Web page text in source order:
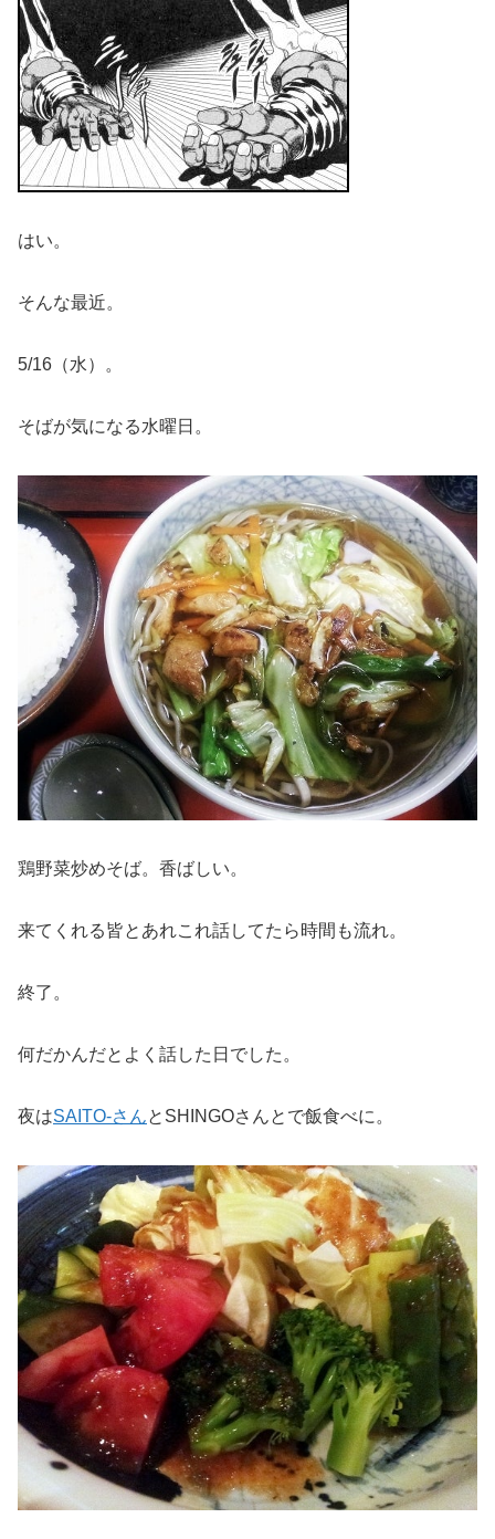
はい。
そんな最近。
5/16（水）。
そばが気になる水曜日。
鶏野菜炒めそば。香ばしい。
来てくれる皆とあれこれ話してたら時間も流れ。
終了。
何だかんだとよく話した日でした。
夜はSAITO-さんとSHINGOさんとで飯食べに。